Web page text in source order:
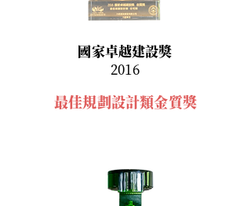
國家卓越建設獎
2016
最佳規劃設計類金質獎